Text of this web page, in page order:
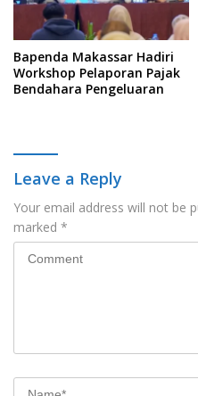
Bapenda Makassar Hadiri
Workshop Pelaporan Pajak
Bendahara Pengeluaran
Leave a Reply
Your email address will not be
marked *